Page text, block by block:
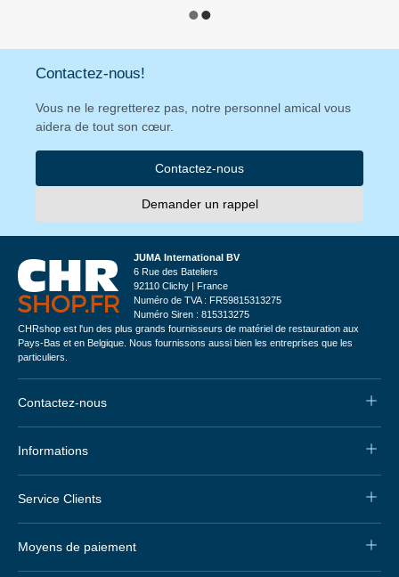
Contactez-nous!
Vous ne le regretterez pas, notre personnel amical vous
aidera de tout son cœur.
Contactez-nous
Demander un rappel
JUMA International BV
6 Rue des Bateliers
92110 Clichy | France
Numéro de TVA : FR59815313275
Numéro Siren : 815313275
CHRshop est l'un des plus grands fournisseurs de matériel de restauration aux
Pays-Bas et en Belgique. Nous fournissons aussi bien les entreprises que les
particuliers.
Contactez-nous
Informations
Service Clients
Moyens de paiement